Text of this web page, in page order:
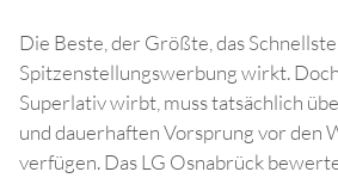
Die Beste, der Größte, das
Spitzenstellungswerbung wirkt.
Superlativ wirbt, muss tatsächlich
und dauerhaften Vorsprung vor den
verfügen. Das LG Osnabrück